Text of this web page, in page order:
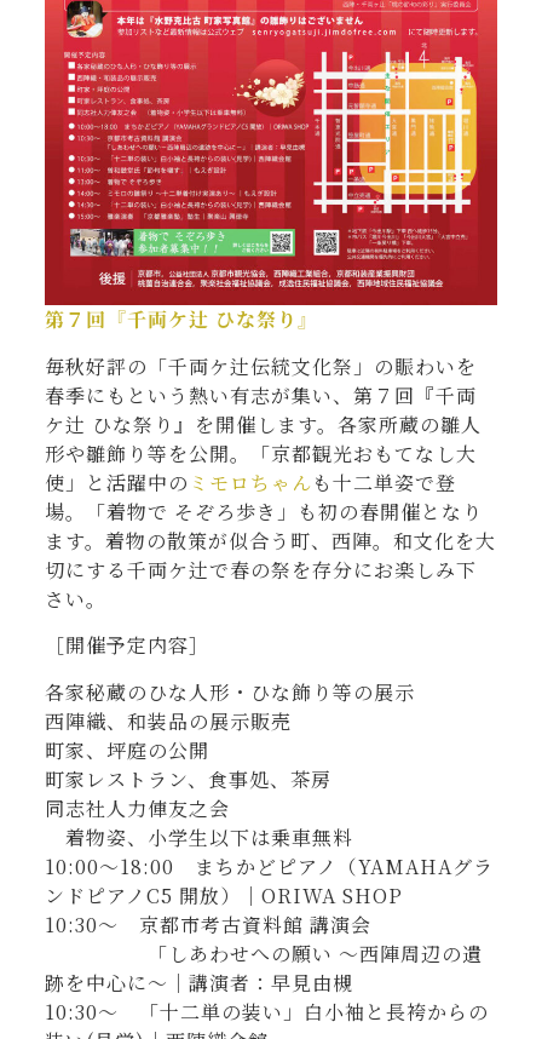
第７回『千両ケ辻 ひな祭り』
毎秋好評の「千両ケ辻伝統文化祭」の賑わいを
春季にもという熱い有志が集い、第７回『千両
ケ辻 ひな祭り』を開催します。各家所蔵の雛人
形や雛飾り等を公開。「京都観光おもてなし大
使」と活躍中の ミモロちゃんも十二単姿で登
場。「着物で そぞろ歩き」も初の春開催となり
ます。着物の散策が似合う町、西陣。和文化を大
切にする千両ケ辻で春の祭を存分にお楽しみ下
さい。
［開催予定内容］
各家秘蔵のひな人形・ひな飾り等の展示
西陣織、和装品の展示販売
町家、坪庭の公開
町家レストラン、食事処、茶房
同志社人力俥友之会
着物姿、小学生以下は乗車無料
10:00〜18:00 まちかどピアノ（YAMAHAグラ
ンドピアノC5 開放）｜ORIWA SHOP
10:30〜 京都市考古資料館 講演会
「しあわせへの願い 〜西陣周辺の遺
跡を中心に〜｜講演者：早見由槻
10:30〜 「十二単の装い」白小袖と長袴からの